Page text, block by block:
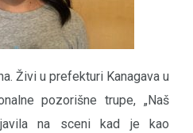
Živi u prefekturi Kanagava u
pozorišne trupe, „Naš
na sceni kad je kao